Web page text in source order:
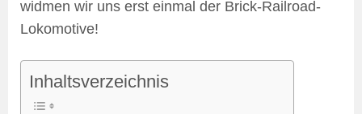
widmen wir uns erst einmal der Brick-Railroad-
Lokomotive!
Inhaltsverzeichnis